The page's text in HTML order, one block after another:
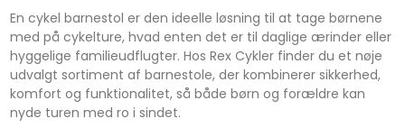
En cykel barnestol er den ideelle løsning til at tage børnene
med på cykelture, hvad enten det er til daglige ærinder eller
hyggelige familieudflugter. Hos Rex Cykler finder du et nøje
udvalgt sortiment af barnestole, der kombinerer sikkerhed,
komfort og funktionalitet, så både børn og forældre kan
nyde turen med ro i sindet.